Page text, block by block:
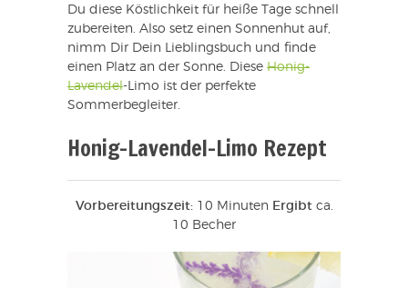
Du diese Köstlichkeit für heiße Tage schnell
zubereiten. Also setz einen Sonnenhut auf,
nimm Dir Dein Lieblingsbuch und finde
einen Platz an der Sonne. Diese Honig-
Lavendel-Limo ist der perfekte
Sommerbegleiter.
Honig-Lavendel-Limo Rezept
Vorbereitungszeit:10 Minuten Ergibtca.
10 Becher